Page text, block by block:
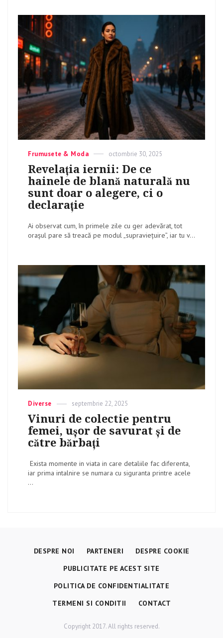
Categories
Frumusete & Moda
Posted
on
octombrie 30, 2025
Revelația iernii: De ce
hainele de blană naturală nu
sunt doar o alegere, ci o
declarație
Ai observat cum, în primele zile cu ger adevărat, tot
orașul pare să treacă pe modul „supraviețuire”, iar tu v...
Categories
Diverse
Posted
on
septembrie 22, 2025
Vinuri de colectie pentru
femei, ușor de savurat și de
către bărbați
Exista momente in viata in care detaliile fac diferenta,
iar prima intalnire se numara cu siguranta printre acele
...
DESPRE NOI PARTENERI
DESPRE COOKIE
PUBLICITATE PE ACEST SITE
POLITICA DE CONFIDENTIALITATE
TERMENI SI CONDITII
CONTACT
Copyright 2017. All rights reserved.